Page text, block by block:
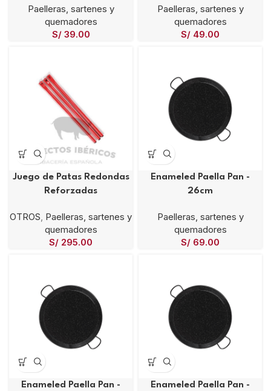
Paelleras, sartenes y
quemadores
S/39.00
Paelleras, sartenes y
quemadores
S/ 49.00
Juego de Patas Redondas
Reforzadas
OTROS, Paelleras, sartenes y
quemadores
S/ 295.00
Enameled Paella Pan -
26cm
Paelleras, sartenes y
quemadores
S/ 69.00
Enameled Paella Pan -
Enameled Paella Pan -